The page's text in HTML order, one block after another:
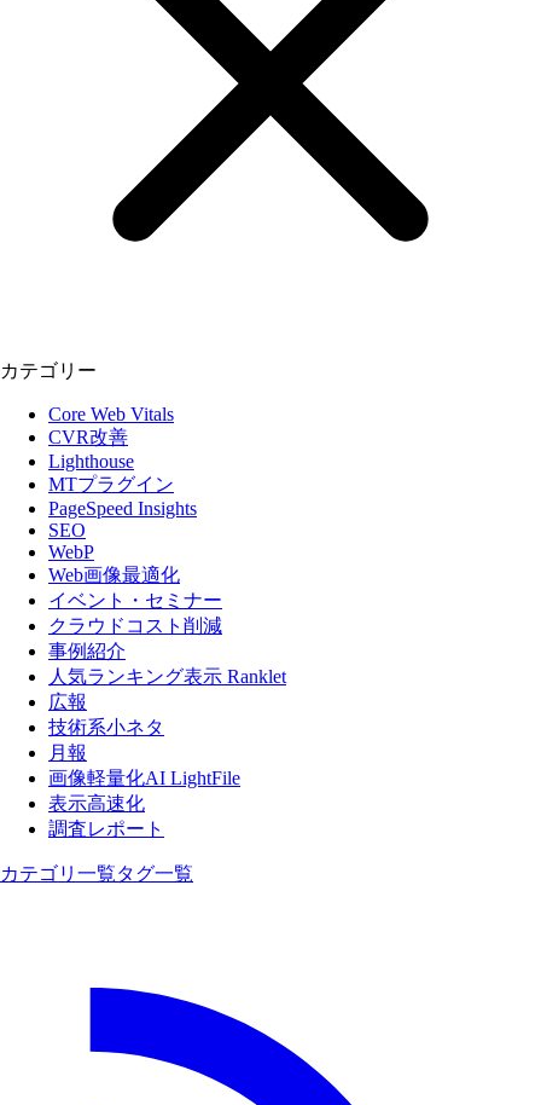
カテゴリー
Core Web Vitals
CVR改善
Lighthouse
MTプラグイン
PageSpeed Insights
SEO
WebP
Web画像最適化
イベント・セミナー
クラウドコスト削減
事例紹介
人気ランキング表示 Ranklet
広報
技術系小ネタ
月報
画像軽量化AI LightFile
表示高速化
調査レポート
カテゴリ一覧タグ一覧